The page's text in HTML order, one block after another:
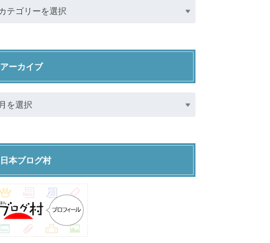
アーカイブ
日本ブログ村